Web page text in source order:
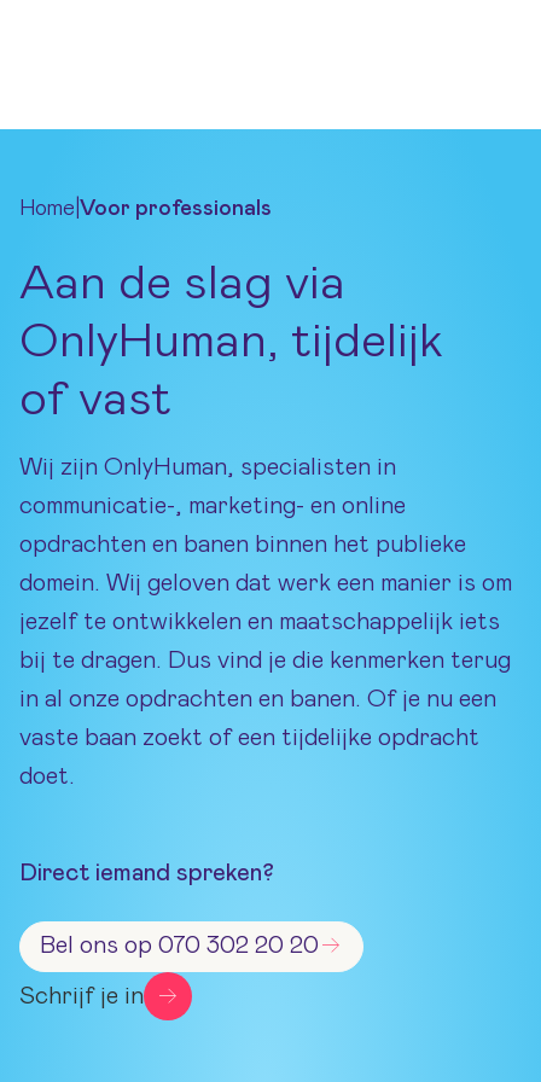
Home Voor professionals
Aan de slag via
OnlyHuman, tijdelijk
of vast
Wij zijn OnlyHuman, specialisten in
communicatie-, marketing- en online
opdrachten en banen binnen het publieke
domein. Wij geloven dat werk een manier is om
jezelf te ontwikkelen en maatschappelijk iets
bij te dragen. Dus vind je die kenmerken terug
in al onze opdrachten en banen. Of je nu een
vaste baan zoekt of een tijdelijke opdracht
doet.
Direct iemand spreken?
Bel ons op 070 302 20 20
Schrijf je in